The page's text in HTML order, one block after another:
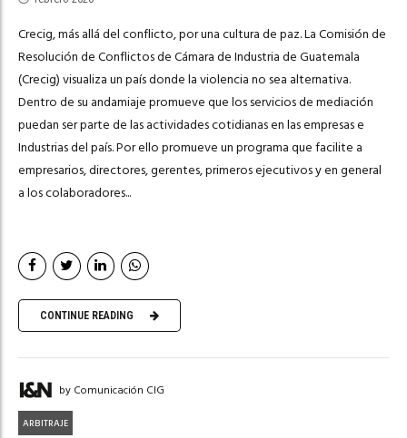
Crecig, más allá del conflicto, por una cultura de paz. La Comisión de
Resolución de Conflictos de Cámara de Industria de Guatemala
(Crecig) visualiza un país donde la violencia no sea alternativa.
Dentro de su andamiaje promueve que los servicios de mediación
puedan ser parte de las actividades cotidianas en las empresas e
Industrias del país. Por ello promueve un programa que facilite a
empresarios, directores, gerentes, primeros ejecutivos y en general
a los colaboradores...
CONTINUE READING
by Comunicación CIG
ARBITRAJE